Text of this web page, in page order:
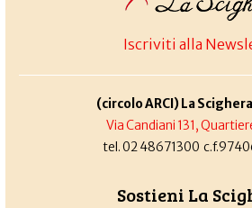
Iscriviti alla
(circolo ARCI) La
Via Candiani 131,
tel. 02 48671300
Sostieni La